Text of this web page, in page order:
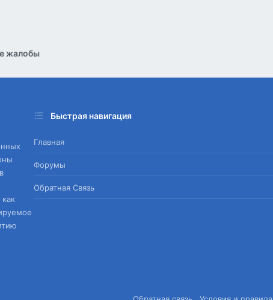
жалобы
Быстрая навигация
Главная
Форумы
Обратная Связь